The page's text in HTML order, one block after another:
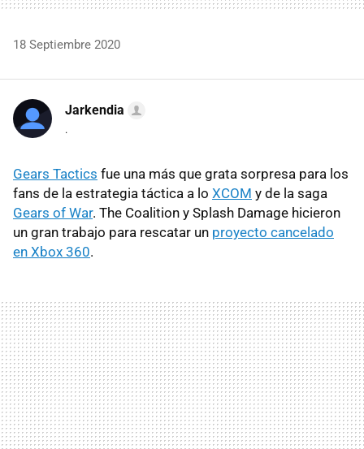
18 Septiembre 2020
Jarkendia
.
Gears Tactics fue una más que grata sorpresa para los
fans de la estrategia táctica a lo XCOM y de la saga
Gears of War. The Coalition y Splash Damage hicieron
un gran trabajo para rescatar un proyecto cancelado
en Xbox 360.